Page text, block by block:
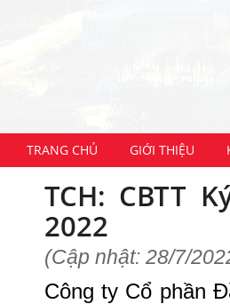
TRANG CHỦ GIỚI THIỆU
TCH: CBTT
2022
(Cập nhật: 28/7/
Công ty Cổ phần